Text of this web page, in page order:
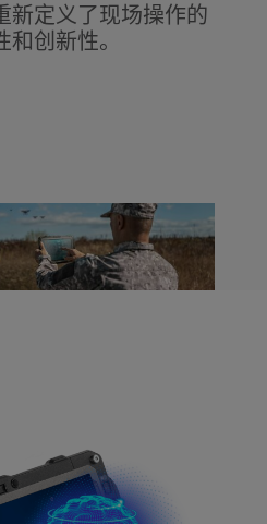
新定义了现场操作的
创新性。